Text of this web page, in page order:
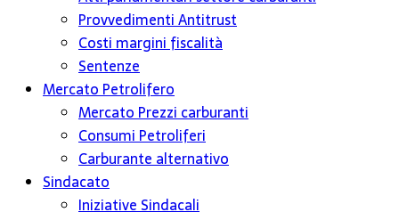
Provvedimenti Antitrust
Costi margini fiscalità
Sentenze
Mercato Petrolifero
Mercato Prezzi carburanti
Consumi Petroliferi
Carburante alternativo
Sindacato
Iniziative Sindacali